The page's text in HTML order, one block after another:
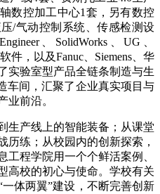
数控加工中心1套，另有数控
/气动控制系统、传感检测设
、SolidWorks、UG、
件，以及Fanuc、Siemens、华
实验室型产品全链条制造与生
车间，汇聚了企业真实项目与
业前沿。
产线上的智能装备；从课堂
历练；从校园内的创新探索，
工程学院用一个个鲜活案例、
高校的初心与使命。学校有关
体两翼”建设，不断完善创新